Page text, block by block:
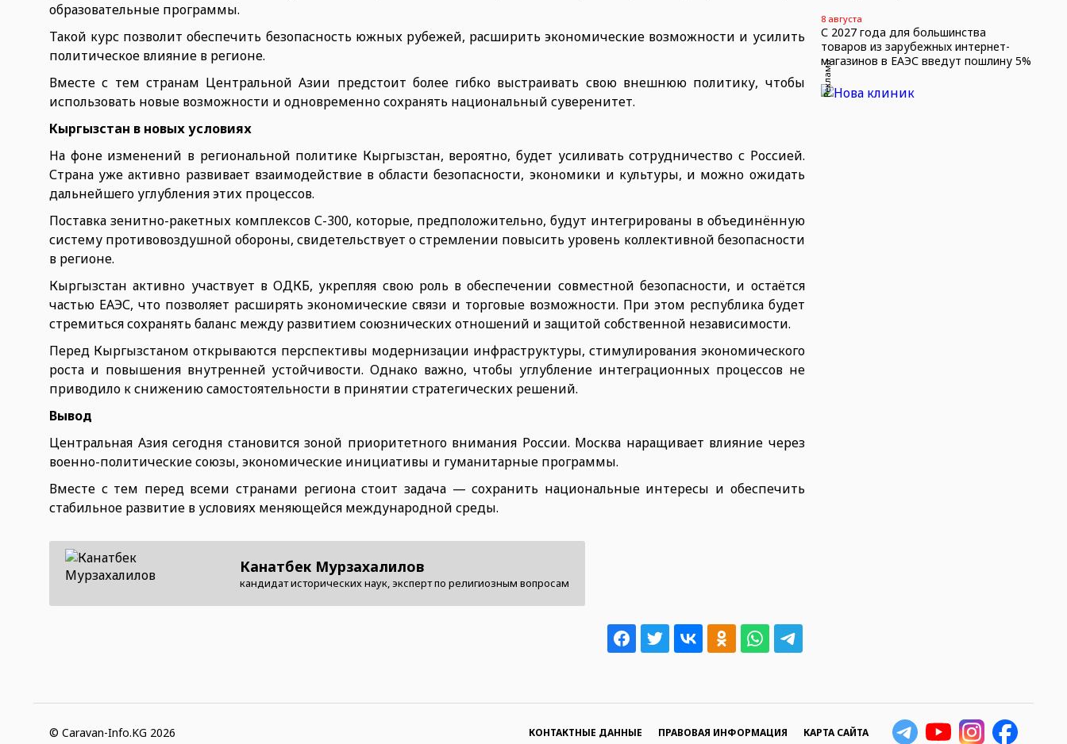
образовательные программы.
Такой курс позволит обеспечить безопасность южных рубежей, расширить экономические возможности и усилить
политическое влияние в регионе.
Вместе с тем странам Центральной Азии предстоит более гибко выстраивать свою внешнюю политику, чтобы
использовать новые возможности и одновременно сохранять национальный суверенитет.
Кыргызстан в новых условиях
На фоне изменений в региональной политике Кыргызстан, вероятно, будет усиливать сотрудничество с Россией.
Страна уже активно развивает взаимодействие в области безопасности, экономики и культуры, и можно ожидать
дальнейшего углубления этих процессов.
Поставка зенитно-ракетных комплексов С-300, которые, предположительно, будут интегрированы в объединённую
систему противовоздушной обороны, свидетельствует о стремлении повысить уровень коллективной безопасности
в регионе.
Кыргызстан активно участвует в ОДКБ, укрепляя свою роль в обеспечении совместной безопасности, и остаётся
частью ЕАЭС, что позволяет расширять экономические связи и торговые возможности. При этом республика будет
стремиться сохранять баланс между развитием союзнических отношений и защитой собственной независимости.
Перед Кыргызстаном открываются перспективы модернизации инфраструктуры, стимулирования экономического
роста и повышения внутренней устойчивости. Однако важно, чтобы углубление интеграционных процессов не
приводило к снижению самостоятельности в принятии стратегических решений.
Вывод
Центральная Азия сегодня становится зоной приоритетного внимания России. Москва наращивает влияние через
военно-политические союзы, экономические инициативы и гуманитарные программы.
Вместе с тем перед всеми странами региона стоит задача — сохранить национальные интересы и обеспечить
стабильное развитие в условиях меняющейся международной среды.
Канатбек Мурзахалилов
кандидат исторических наук, эксперт по религиозным вопросам
8 августа
С 2027 года для большинства
товаров из зарубежных интернет-
магазинов в ЕАЭС введут пошлину 5%
Реклама
© Caravan-Info.KG 2026 КОНТАКТНЫЕ ДАННЫЕ ПРАВОВАЯ ИНФОРМАЦИЯ КАРТА САЙТА